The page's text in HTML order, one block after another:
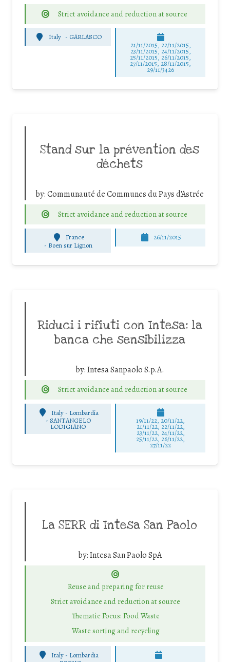
Strict avoidance and reduction at source
Italy - GARLASCO
21/11/2015, 22/11/2015,
23/11/2015, 24/11/2015,
25/11/2015, 26/11/2015,
27/11/2015, 28/11/2015,
29/11/3426
Stand sur la prévention des
déchets
by:Communauté de Communes du Pays d'Astrée
Strict avoidance and reduction at source
France
- Boen sur Lignon
26/11/2015
Riduci i rifiuti con Intesa: la
banca che sensibilizza
by:Intesa Sanpaolo S.p.A.
Strict avoidance and reduction at source
Italy - Lombardia
- SANT'ANGELO
LODIGIANO
19/11/22, 20/11/22,
21/11/22, 22/11/22,
23/11/22, 24/11/22,
25/11/22, 26/11/22,
27/11/22
La SERR di Intesa San Paolo
by:Intesa San Paolo SpA
Reuse and preparing for reuse
Strict avoidance and reduction at source
Thematic Focus: Food Waste
Waste sorting and recycling
Italy - Lombardia